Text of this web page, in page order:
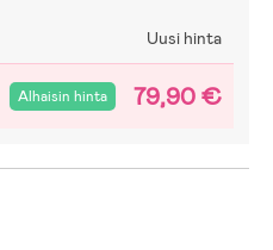
Uusi hinta
Alhaisin hinta 79,90 €